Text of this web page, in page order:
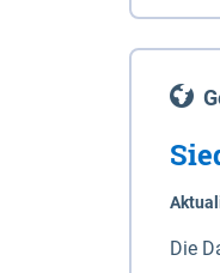
Die